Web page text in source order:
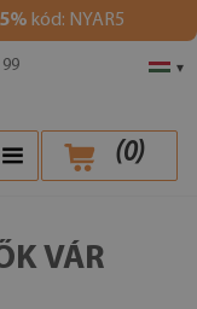
kód: NYAR5
▾
99
(0)
VÁR